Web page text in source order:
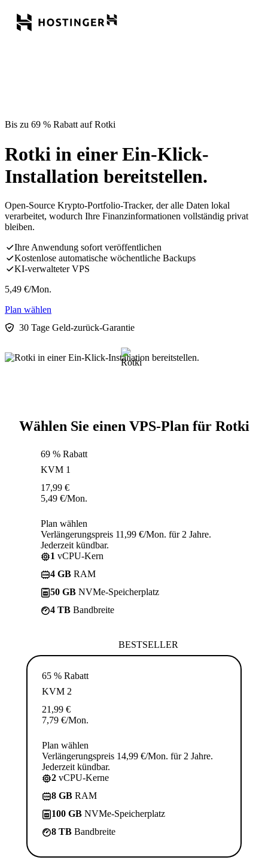
Bis zu 69 % Rabatt auf Rotki
Rotki in einer Ein-Klick-
Installation bereitstellen.
Open-Source Krypto-Portfolio-Tracker, der alle Daten lokal
verarbeitet, wodurch Ihre Finanzinformationen vollständig privat
bleiben.
Ihre Anwendung sofort veröffentlichen
Kostenlose automatische wöchentliche Backups
KI-verwalteter VPS
5,49 €/Mon.
Plan wählen
30 Tage Geld-zurück-Garantie
Wählen Sie einen VPS-Plan für Rotki
69 % Rabatt
KVM 1
17,99 €
5,49 €/Mon.
Plan wählen
Verlängerungspreis 11,99 €/Mon. für 2 Jahre.
Jederzeit kündbar.
1 vCPU-Kern
4 GB RAM
50 GB NVMe-Speicherplatz
4 TB Bandbreite
BESTSELLER
65 % Rabatt
KVM 2
21,99 €
7,79 €/Mon.
Plan wählen
Verlängerungspreis 14,99 €/Mon. für 2 Jahre.
Jederzeit kündbar.
2 vCPU-Kerne
8 GB RAM
100 GB NVMe-Speicherplatz
8 TB Bandbreite